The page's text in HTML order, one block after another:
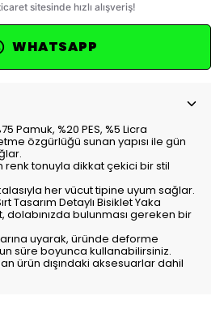
WHATSAPP
Pamuk, %20 PES, %5 Licra
özgürlüğü sunan yapısı ile gün
renk tonuyla dikkat çekici bir stil
her vücut tipine uyum sağlar.
Tasarım Detaylı Bisiklet Yaka
dolabınızda bulunması gereken bir
uyarak, üründe deforme
süre boyunca kullanabilirsiniz.
ürün dışındaki aksesuarlar dahil